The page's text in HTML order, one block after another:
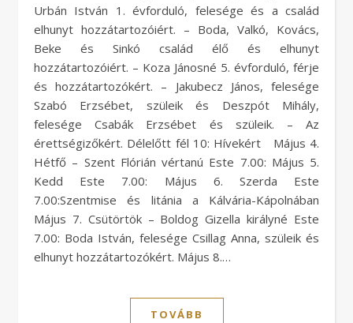
Urbán István 1. évforduló, felesége és a család
elhunyt hozzátartozóiért. – Boda, Valkó, Kovács,
Beke és Sinkó család élő és elhunyt
hozzátartozóiért. – Koza Jánosné 5. évforduló, férje
és hozzátartozókért. – Jakubecz János, felesége
Szabó Erzsébet, szüleik és Deszpót Mihály,
felesége Csabák Erzsébet és szüleik. – Az
érettségizőkért. Délelőtt fél 10: Hívekért Május 4.
Hétfő – Szent Flórián vértanú Este 7.00: Május 5.
Kedd Este 7.00: Május 6. Szerda Este
7.00:Szentmise és litánia a Kálvária-Kápolnában
Május 7. Csütörtök – Boldog Gizella királyné Este
7.00: Boda István, felesége Csillag Anna, szüleik és
elhunyt hozzátartozókért. Május 8.…
TOVÁBB